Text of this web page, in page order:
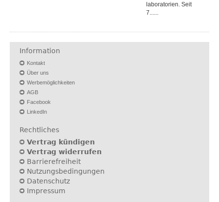
laboratorien. Seit
7......
Information
Kontakt
Über uns
Werbemöglichkeiten
AGB
Facebook
LinkedIn
Rechtliches
Vertrag kündigen
Vertrag widerrufen
Barrierefreiheit
Nutzungsbedingungen
Datenschutz
Impressum